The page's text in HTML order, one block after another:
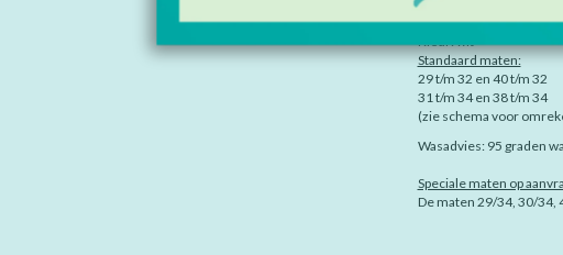
Materiaal: 47% katoen,
Kleur: wit
Standaard maten:
29 t/m 32 en 40 t/m 32
31 t/m 34 en 38 t/m 34
(zie schema voor
Wasadvies: 95 graden
Speciale maten op
De maten 29/34, 30/34,